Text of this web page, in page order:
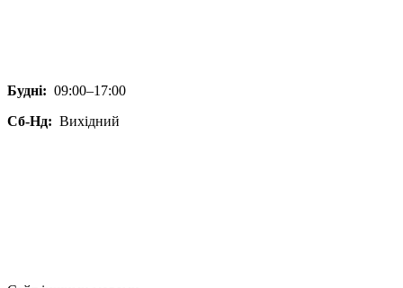
Будні: 09:00–17:00
Сб-Нд: Вихідний